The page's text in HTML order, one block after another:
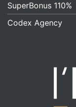
SuperBonus 110%
Codex Agency